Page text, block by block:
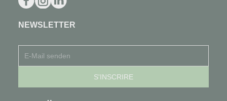
NEWSLETTER